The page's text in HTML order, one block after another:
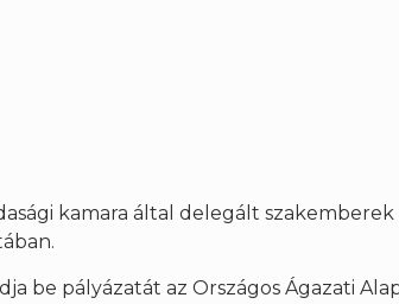
kamara által delegált szakemberek
pályázatát az Országos Ágazati